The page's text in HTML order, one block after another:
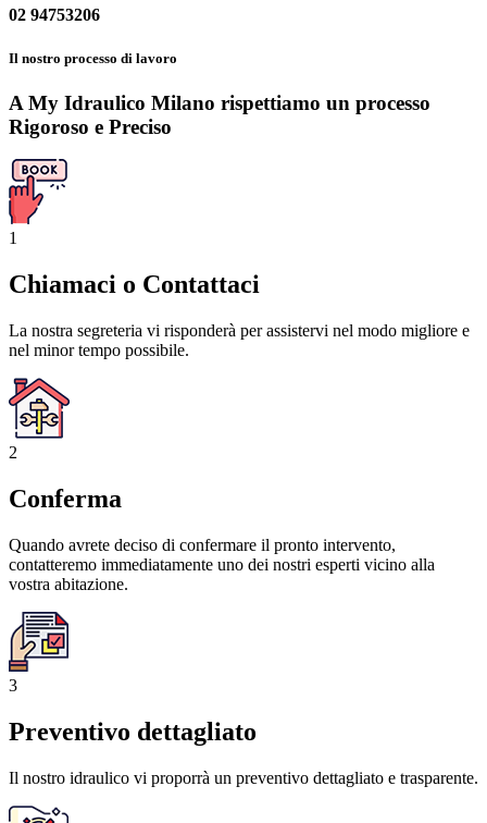
02 94753206
Il nostro processo di lavoro
A My Idraulico Milano rispettiamo un processo
Rigoroso e Preciso
1
Chiamaci o Contattaci
La nostra segreteria vi risponderà per assistervi nel modo migliore e
nel minor tempo possibile.
2
Conferma
Quando avrete deciso di confermare il pronto intervento,
contatteremo immediatamente uno dei nostri esperti vicino alla
vostra abitazione.
3
Preventivo dettagliato
Il nostro idraulico vi proporrà un preventivo dettagliato e trasparente.